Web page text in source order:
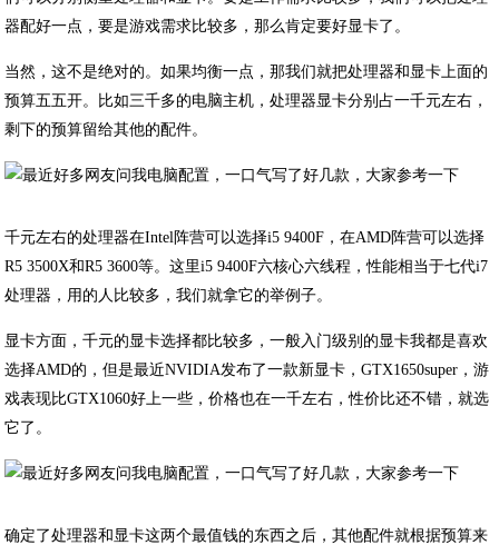
器配好一点，要是游戏需求比较多，那么肯定要好显卡了。
当然，这不是绝对的。如果均衡一点，那我们就把处理器和显卡上面的
预算五五开。比如三千多的电脑主机，处理器显卡分别占一千元左右，
剩下的预算留给其他的配件。
千元左右的处理器在Intel阵营可以选择i5 9400F，在AMD阵营可以选择
R5 3500X和R5 3600等。这里i5 9400F六核心六线程，性能相当于七代i7
处理器，用的人比较多，我们就拿它的举例子。
显卡方面，千元的显卡选择都比较多，一般入门级别的显卡我都是喜欢
选择AMD的，但是最近NVIDIA发布了一款新显卡，GTX1650super，游
戏表现比GTX1060好上一些，价格也在一千左右，性价比还不错，就选
它了。
确定了处理器和显卡这两个最值钱的东西之后，其他配件就根据预算来